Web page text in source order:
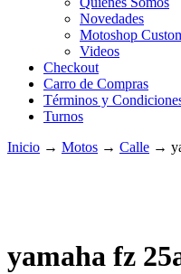
Novedades
Motoshop
Videos
Checkout
Carro de Compras
Términos y
Turnos
Inicio → Motos → Calle →
yamaha fz